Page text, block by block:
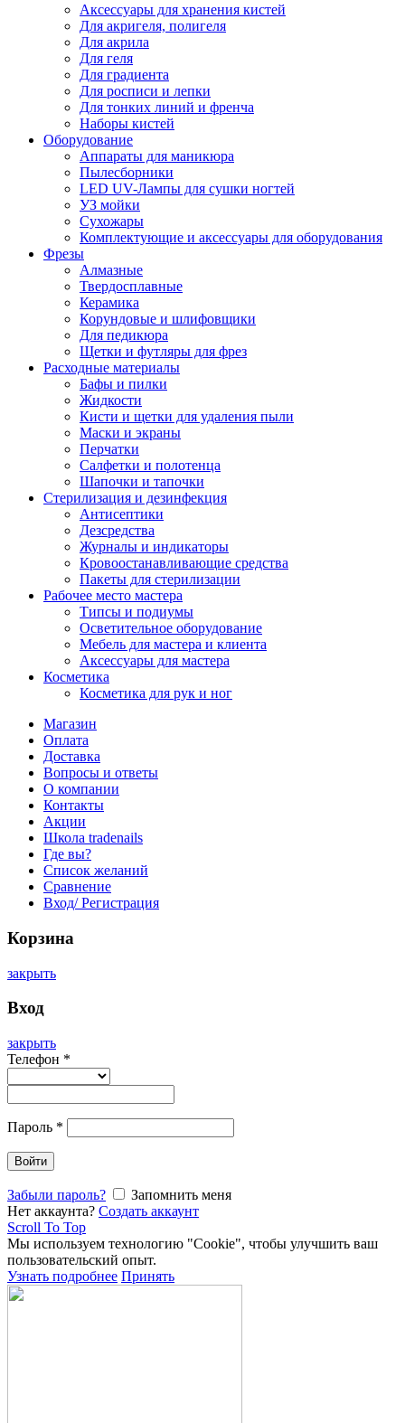
Аксессуары для хранения кистей
Для акригеля, полигеля
Для акрила
Для геля
Для градиента
Для росписи и лепки
Для тонких линий и френча
Наборы кистей
Оборудование
Аппараты для маникюра
Пылесборники
LED UV-Лампы для сушки ногтей
УЗ мойки
Сухожары
Комплектующие и аксессуары для оборудования
Фрезы
Алмазные
Твердосплавные
Керамика
Корундовые и шлифовщики
Для педикюра
Щетки и футляры для фрез
Расходные материалы
Бафы и пилки
Жидкости
Кисти и щетки для удаления пыли
Маски и экраны
Перчатки
Салфетки и полотенца
Шапочки и тапочки
Стерилизация и дезинфекция
Антисептики
Дезсредства
Журналы и индикаторы
Кровоостанавливающие средства
Пакеты для стерилизации
Рабочее место мастера
Типсы и подиумы
Осветительное оборудование
Мебель для мастера и клиента
Аксессуары для мастера
Косметика
Косметика для рук и ног
Магазин
Оплата
Доставка
Вопросы и ответы
О компании
Контакты
Акции
Школа tradenails
Где вы?
Список желаний
Сравнение
Вход/ Регистрация
Корзина
закрыть
Вход
закрыть
Телефон *
Пароль *
Войти
Забыли пароль?
Запомнить меня
Нет аккаунта? Создать аккаунт
Scroll To Top
Мы используем технологию "Cookie", чтобы улучшить ваш
пользовательский опыт.
Узнать подробнее Принять